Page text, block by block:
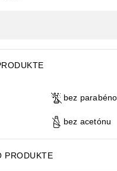
bez
bez acetónu
PRODUKTE